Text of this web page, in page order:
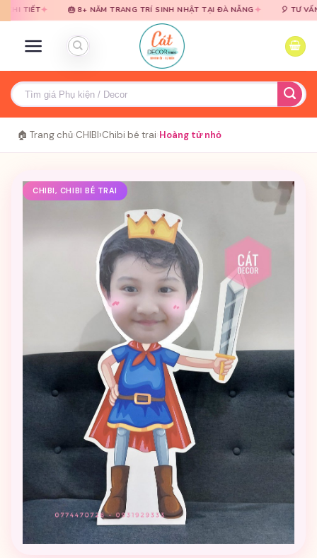
qua
qua
🎂 8+ NĂM TRANG TRÍ SINH NHẬT TẠI ĐÀ NẴNG✦ 🎈 TƯ VẤN MIỄN
Tìm
kiếm:
🏠 Trang chủ CHIBI›Chibi bé trai Hoàng tử nhỏ
CHIBI, CHIBI BÉ TRAI